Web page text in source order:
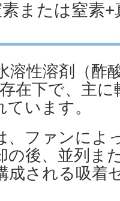
または窒素+
溶性溶剤（酢
在下で、主
います。
、ファンによ
の後、並列ま
成される吸着